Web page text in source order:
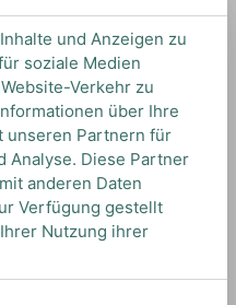
und Anzeigen zu
soziale Medien
Verkehr zu
über Ihre
unseren Partnern für
Analyse. Diese Partner
anderen Daten
Verfügung gestellt
Nutzung ihrer